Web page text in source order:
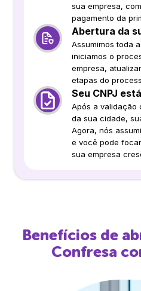
sua empresa,
pagamento da
Abertura da
Assumimos toda
iniciamos o
empresa,
etapas do
Seu CNPJ
Após a validação
da sua cidade,
Agora, nós
e você pode
sua empresa
Benefícios de
Confresa